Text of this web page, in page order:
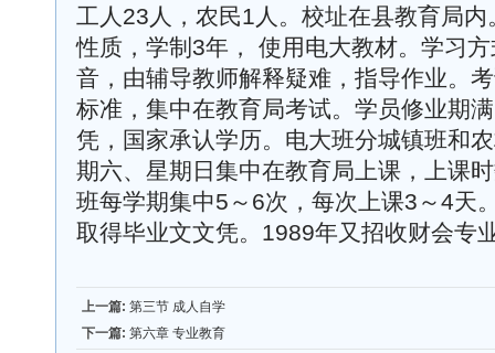
工人23人，农民1人。校址在县教育局
性质，学制3年， 使用电大教材。学习
音，由辅导教师解释疑难，指导作业。
标准，集中在教育局考试。学员修业期
凭，国家承认学历。电大班分城镇班和
期六、星期日集中在教育局上课，上课
班每学期集中5～6次，每次上课3～4天
取得毕业文文凭。1989年又招收财会专
上一篇: 第三节 成人自学
下一篇: 第六章 专业教育